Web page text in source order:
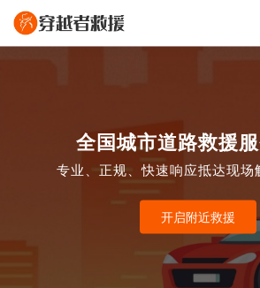
全国城市道路救援
专业、正规、快速响应抵达现场
开启附近救援